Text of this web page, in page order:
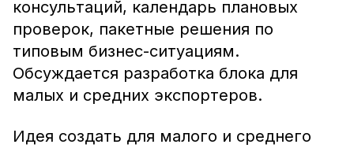
консультаций, календарь плановых
проверок, пакетные решения по
типовым бизнес-ситуациям.
Обсуждается разработка блока для
малых и средних экспортеров.
Идея создать для малого и среднего